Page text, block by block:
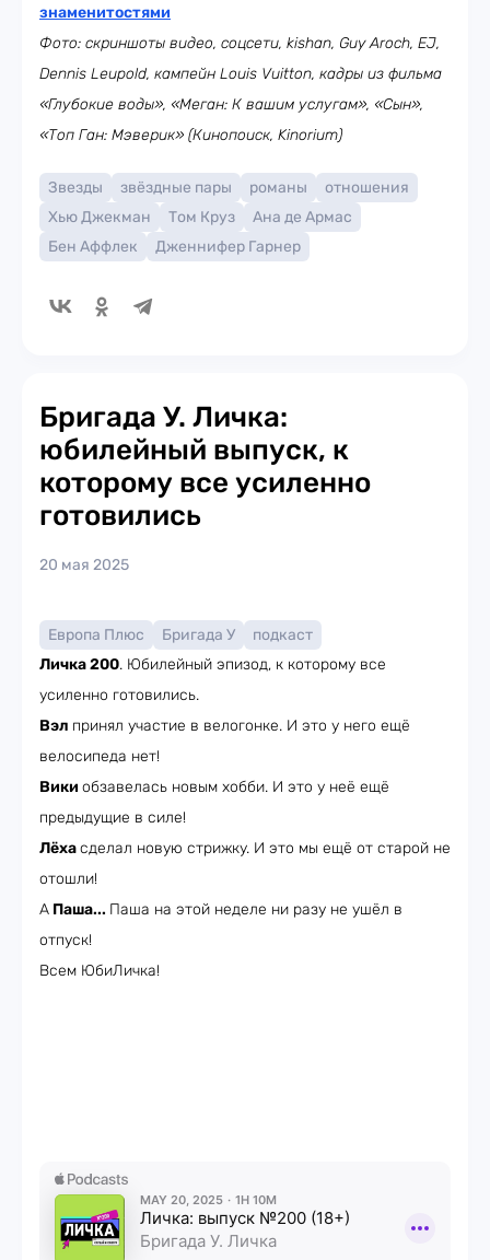
знаменитостями
Фото: скриншоты видео, соцсети, kishan, Guy Aroch, EJ,
Dennis Leupold, кампейн Louis Vuitton, кадры из фильма
«Глубокие воды», «Меган: К вашим услугам», «Сын»,
«Топ Ган: Мэверик» (Кинопоиск, Kinorium)
Звезды звёздные пары романы
отношения
Хью Джекман
Том Круз
Ана де Армас
Бен Аффлек
Дженнифер Гарнер
Бригада У. Личка:
юбилейный выпуск, к
которому все усиленно
готовились
20 мая 2025
Европа Плюс Бригада У
подкаст
Личка 200. Юбилейный эпизод, к которому все
усиленно готовились.
Вэл принял участие в велогонке. И это у него ещё
велосипеда нет!
Вики обзавелась новым хобби. И это у неё ещё
предыдущие в силе!
Лёхасделал новую стрижку. И это мы ещё от старой не
отошли!
А Паша... Паша на этой неделе ни разу не ушёл в
отпуск!
Всем ЮбиЛичка!